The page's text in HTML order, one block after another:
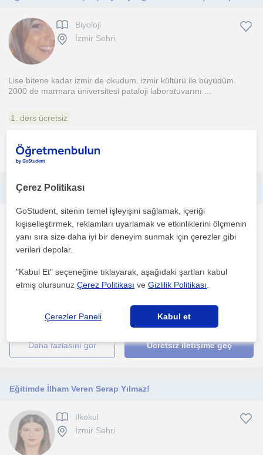
Biyoloji
İzmir Sehri
Lise bitene kadar izmir de okudum. izmir kültürü ile büyüdüm.
2000 de marmara üniversitesi pataloji laboratuvarını ...
1. ders ücretsiz
daha fazlasını gör
İngilizce Öğrenmek İçin Eğlence Dolu Dersler!
Ingilizce
İzmir Sehri
Merhaba! Ben Emre. Güleryüzlü,enerjik ve mutlu bir insanım.Boş
zamanlarımda seyahat etmeyi,kitap okumayı,müzik dinl...
1. ders ücretsiz
daha fazlasını gör Ücretsiz iletişime geç
Eğitimde İlham Veren Serap Yılmaz!
Ilkokul
İzmir Sehri
Çerez Politikası
GoStudent, sitenin temel işleyişini sağlamak, içeriği
kişiselleştirmek, reklamları uyarlamak ve etkinliklerini ölçmenin
yanı sıra size daha iyi bir deneyim sunmak için çerezler gibi
verileri depolar.
"Kabul Et" seçeneğine tıklayarak, aşağıdaki şartları kabul
etmiş olursunuzÇerez Politikası veGizlilik Politikası
Çerezler Paneli Kabul et